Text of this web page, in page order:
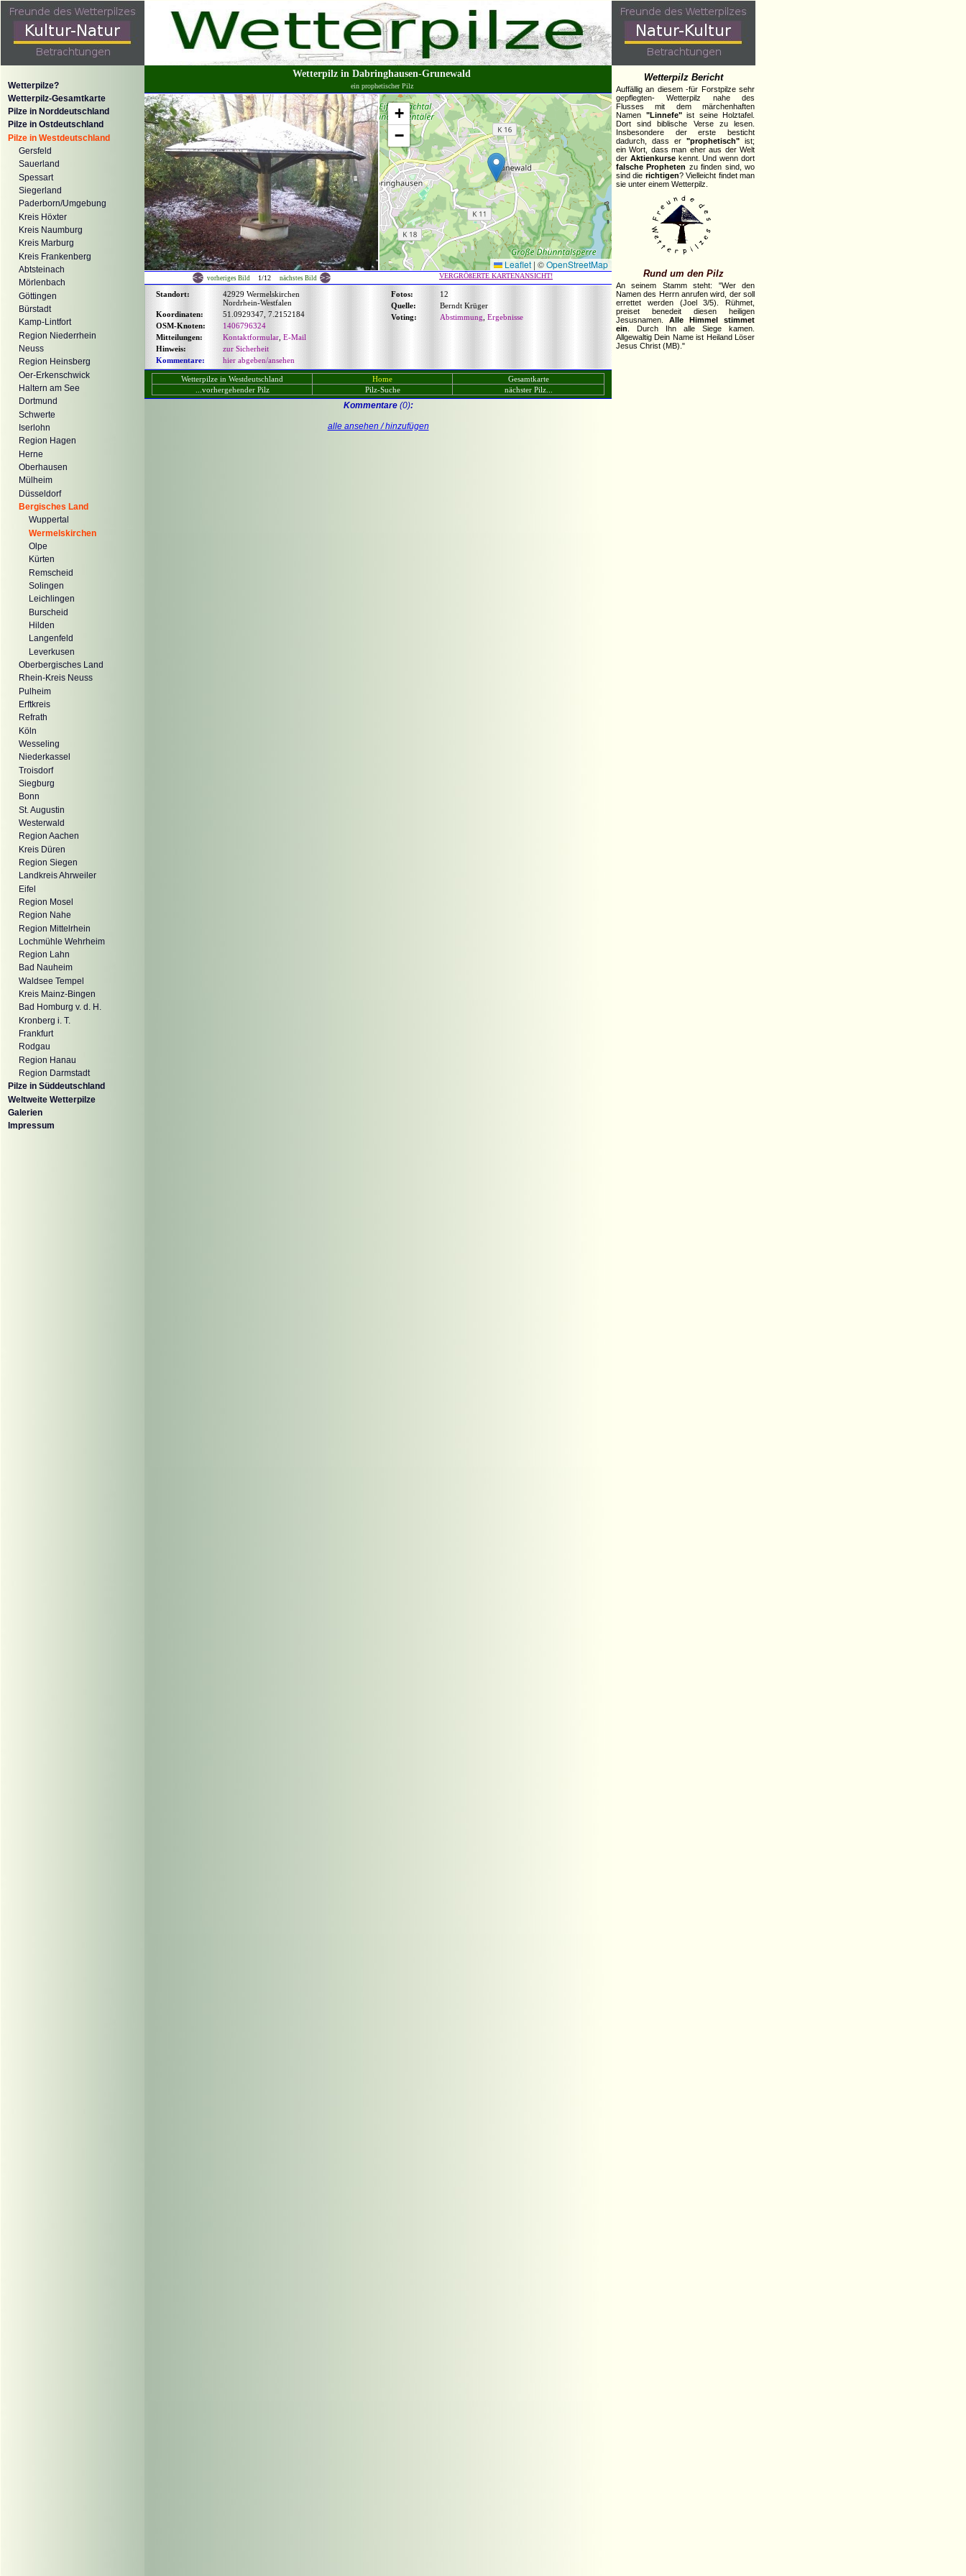
Wetterpilze?
Wetterpilz-Gesamtkarte
Pilze in Norddeutschland
Pilze in Ostdeutschland
Pilze in Westdeutschland
Gersfeld
Sauerland
Spessart
Siegerland
Paderborn/Umgebung
Kreis Höxter
Kreis Naumburg
Kreis Marburg
Kreis Frankenberg
Abtsteinach
Mörlenbach
Göttingen
Bürstadt
Kamp-Lintfort
Region Niederrhein
Neuss
Region Heinsberg
Oer-Erkenschwick
Haltern am See
Dortmund
Schwerte
Iserlohn
Region Hagen
Herne
Oberhausen
Mülheim
Düsseldorf
Bergisches Land
Wuppertal
Wermelskirchen
Olpe
Kürten
Remscheid
Solingen
Leichlingen
Burscheid
Hilden
Langenfeld
Leverkusen
Oberbergisches Land
Rhein-Kreis Neuss
Pulheim
Erftkreis
Refrath
Köln
Wesseling
Niederkassel
Troisdorf
Siegburg
Bonn
St. Augustin
Westerwald
Region Aachen
Kreis Düren
Region Siegen
Landkreis Ahrweiler
Eifel
Region Mosel
Region Nahe
Region Mittelrhein
Lochmühle Wehrheim
Region Lahn
Bad Nauheim
Waldsee Tempel
Kreis Mainz-Bingen
Bad Homburg v. d. H.
Kronberg i. T.
Frankfurt
Rodgau
Region Hanau
Region Darmstadt
Pilze in Süddeutschland
Weltweite Wetterpilze
Galerien
Impressum
Wetterpilz in Dabringhausen-Grunewald
ein prophetischer Pilz
+
−
Leaflet | ©OpenStreetMap
vorheriges Bild 1/12 nächstes Bild VERGRÖßERTE KARTENANSICHT!
Standort:
42929 Wermelskirchen
Nordrhein-Westfalen
Koordinaten:
51.0929347, 7.2152184
OSM-Knoten:
1406796324
Mitteilungen:
Kontaktformular E-Mail
Hinweis:
zur Sicherheit
Kommentare:
hier abgeben/ansehen
Fotos:
12
Quelle:
Berndt Krüger
Voting:
Abstimmung Ergebnisse
Wetterpilze in Westdeutschland Home
Gesamtkarte
...vorhergehender Pilz
Pilz-Suche nächster Pilz...
Kommentare(0):
alle ansehen / hinzufügen
Wetterpilz Bericht
Auffällig an diesem -für Forstpilze sehr
gepflegten- Wetterpilz nahe des
Flusses mit dem märchenhaften
Namen "Linnefe"ist seine Holztafel.
Dort sind biblische Verse zu lesen.
Insbesondere der erste besticht
dadurch, dass er "prophetisch" ist;
ein Wort, dass man eher aus der Welt
der Aktienkursekennt. Und wenn dort
falsche Propheten zu finden sind, wo
sind die richtigen? Vielleicht findet man
sie unter einem Wetterpilz.
Rund um den Pilz
An seinem Stamm steht: "Wer den
Namen des Herrn anrufen wird, der soll
errettet werden (Joel 3/5). Rühmet,
preiset benedeit diesen heiligen
Jesusnamen. Alle Himmel stimmet
ein . Durch Ihn alle Siege kamen.
Allgewaltig Dein Name ist Heiland Löser
Jesus Christ (MB)."